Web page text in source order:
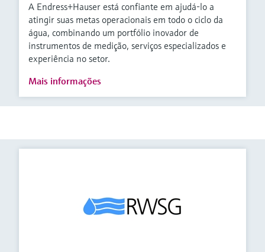
A Endress+Hauser está confiante em ajudá-lo a
atingir suas metas operacionais em todo o ciclo da
água, combinando um portfólio inovador de
instrumentos de medição, serviços especializados e
experiência no setor.
Mais informações